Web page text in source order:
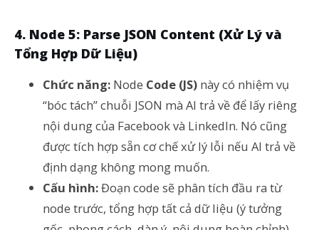
4. Node 5: Parse JSON Content (Xử Lý và
Tổng Hợp Dữ Liệu)
Chức năng: Node Code (JS) này có nhiệm vụ
“bóc tách” chuỗi JSON mà AI trả về để lấy riêng
nội dung của Facebook và LinkedIn. Nó cũng
được tích hợp sẵn cơ chế xử lý lỗi nếu AI trả về
định dạng không mong muốn.
Cấu hình:Đoạn code sẽ phân tích đầu ra từ
node trước, tổng hợp tất cả dữ liệu (ý tưởng